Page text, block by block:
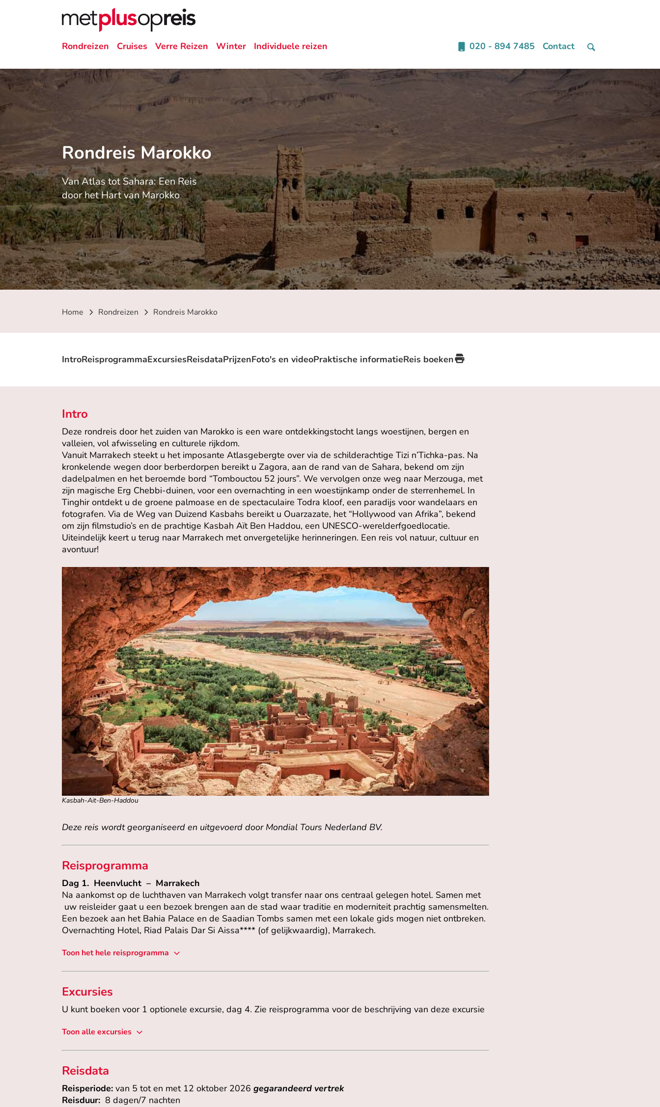
Rondreizen Cruises Verre Reizen Winter Individuele reizen 020 - 894 7485 Contact
Rondreis Marokko
Van Atlas tot Sahara: Een Reis
door het Hart van Marokko
Home Rondreizen Rondreis Marokko
IntroReisprogrammaExcursiesReisdataPrijzenFoto's en videoPraktische informatieReis boeken
Intro
Deze rondreis door het zuiden van Marokko is een ware ontdekkingstocht langs woestijnen, bergen en
valleien, vol afwisseling en culturele rijkdom.
Vanuit Marrakech steekt u het imposante Atlasgebergte over via de schilderachtige Tizi n’Tichka-pas. Na
kronkelende wegen door berberdorpen bereikt u Zagora, aan de rand van de Sahara, bekend om zijn
dadelpalmen en het beroemde bord “Tombouctou 52 jours”. We vervolgen onze weg naar Merzouga, met
zijn magische Erg Chebbi-duinen, voor een overnachting in een woestijnkamp onder de sterrenhemel. In
Tinghir ontdekt u de groene palmoase en de spectaculaire Todra kloof, een paradijs voor wandelaars en
fotografen. Via de Weg van Duizend Kasbahs bereikt u Ouarzazate, het “Hollywood van Afrika”, bekend
om zijn filmstudio’s en de prachtige Kasbah Aït Ben Haddou, een UNESCO-werelderfgoedlocatie.
Uiteindelijk keert u terug naar Marrakech met onvergetelijke herinneringen. Een reis vol natuur, cultuur en
avontuur!
Kasbah-Ait-Ben-Haddou
Deze reis wordt georganiseerd en uitgevoerd door Mondial Tours Nederland BV.
Reisprogramma
Dag 1. Heenvlucht – Marrakech
Na aankomst op de luchthaven van Marrakech volgt transfer naar ons centraal gelegen hotel. Samen met
uw reisleider gaat u een bezoek brengen aan de stad waar traditie en moderniteit prachtig samensmelten.
Een bezoek aan het Bahia Palace en de Saadian Tombs samen met een lokale gids mogen niet ontbreken.
Overnachting Hotel, Riad Palais Dar Si Aissa**** (of gelijkwaardig), Marrakech.
Toon het hele reisprogramma
Excursies
U kunt boeken voor 1 optionele excursie, dag 4. Zie reisprogramma voor de beschrijving van deze excursie
Toon alle excursies
Reisdata
Reisperiode: van 5 tot en met 12 oktober 2026 gegarandeerd vertrek
Reisduur: 8 dagen/7 nachten